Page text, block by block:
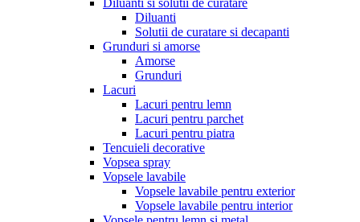
Diluanti si solutii de curatare
Diluanti
Solutii de curatare si decapanti
Grunduri si amorse
Amorse
Grunduri
Lacuri
Lacuri pentru lemn
Lacuri pentru parchet
Lacuri pentru piatra
Tencuieli decorative
Vopsea spray
Vopsele lavabile
Vopsele lavabile pentru exterior
Vopsele lavabile pentru interior